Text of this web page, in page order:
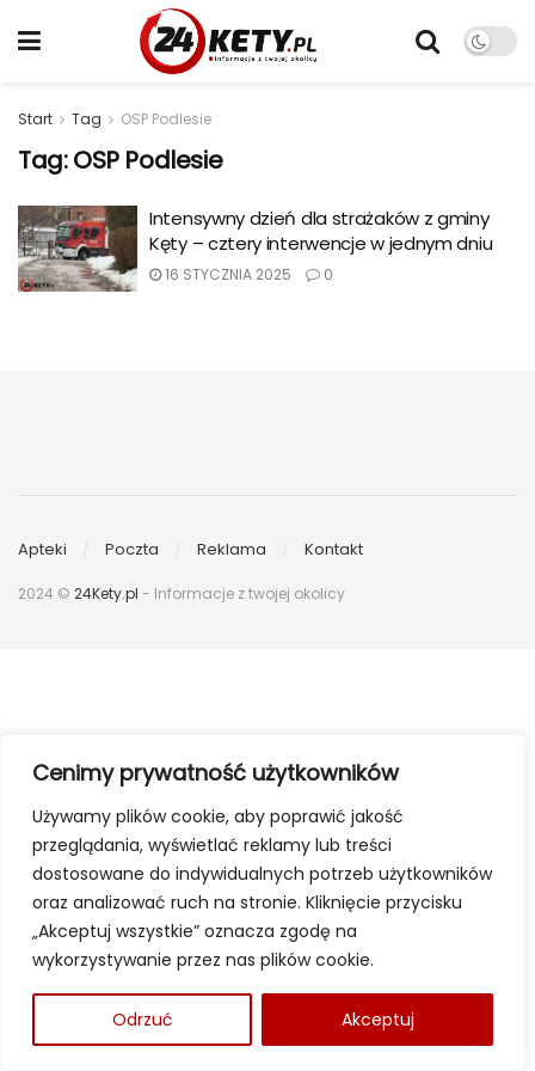
Cenimy prywatność użytkowników
Używamy plików cookie, aby poprawić jakość
przeglądania, wyświetlać reklamy lub treści
dostosowane do indywidualnych potrzeb użytkowników
oraz analizować ruch na stronie. Kliknięcie przycisku
„Akceptuj wszystkie” oznacza zgodę na
wykorzystywanie przez nas plików cookie.
Odrzuć Akceptuj
Start Tag OSP Podlesie
Tag:OSP Podlesie
Intensywny dzień dla strażaków z gminy
Kęty – cztery interwencje w jednym dniu
16 STYCZNIA 2025 0
Apteki Poczta Reklama Kontakt
2024 © 24Kety.pl - Informacje z twojej okolicy